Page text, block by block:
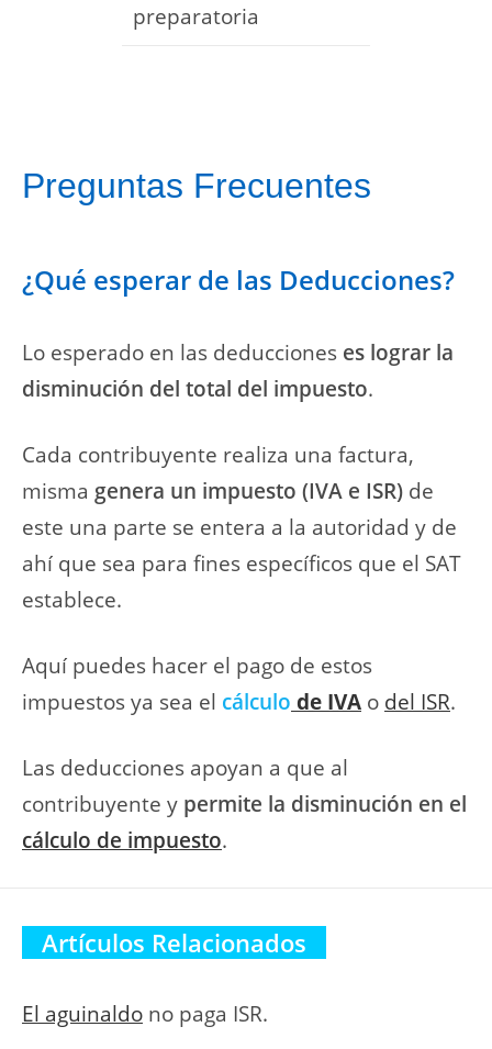
preparatoria
Preguntas Frecuentes
¿Qué esperar de las Deducciones?
Lo esperado en las deducciones es lograr la
disminución del total del impuesto.
Cada contribuyente realiza una factura,
misma genera un impuesto (IVA e ISR) de
este una parte se entera a la autoridad y de
ahí que sea para fines específicos que el SAT
establece.
Aquí puedes hacer el pago de estos
impuestos ya sea el cálculo de IVA o del ISR.
Las deducciones apoyan a que al
contribuyente y permite la disminución en el
cálculo de impuesto.
Artículos Relacionados
El aguinaldo no paga ISR.